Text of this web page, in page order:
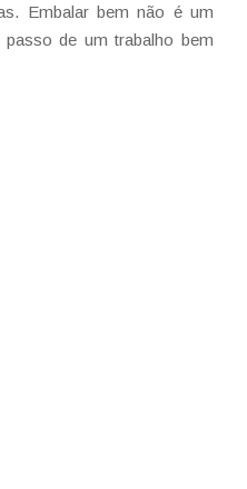
Embalar bem não é um
de um trabalho bem